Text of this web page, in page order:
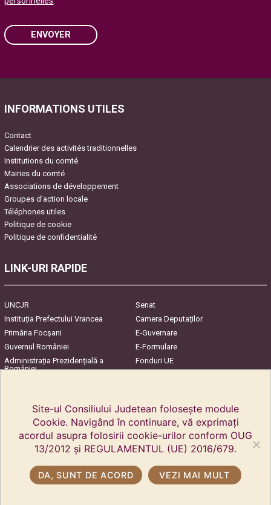
ENVOYER
INFORMATIONS UTILES
Contact
Calendrier des activités traditionnelles
Institutions du comté
Mairies du comté
Associations de développement
Groupes d’action locale
Téléphones utiles
Politique de cookie
Politique de confidentialité
LINK-URI RAPIDE
UNCJR
Senat
Instituția Prefectului Vrancea
Camera Deputaților
Primăria Focşani
E-Guvernare
Guvernul României
E-Formulare
Administrația Prezidențială a
României
Fonduri UE
Site-ul Consiliului Judetean folosește module
Cookie. Navigând în continuare, vă exprimați
acordul asupra folosirii cookie-urilor conform OUG
13/2012 și REGULAMENTUL (UE) 2016/679.
DA, SUNT DE ACORD VEZI MAI MULT